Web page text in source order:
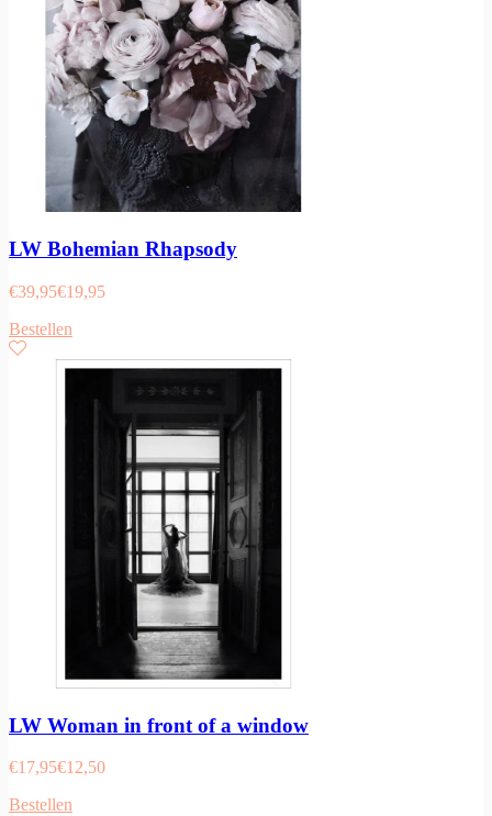
LW Bohemian Rhapsody
€39,95€19,95
Bestellen
LW Woman in front of a window
€17,95€12,50
Bestellen